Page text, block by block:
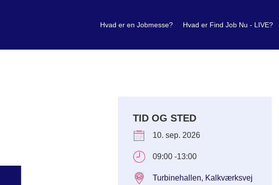
Hvad er en Jobmesse? Hvad er Find Job Nu - LIVE?
TID OG STED
10. sep. 2026
09:00 -13:00
Turbinehallen, Kalkværksvej